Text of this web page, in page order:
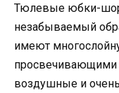
Тюлевые юбки-
незабываемый
имеют
воздушные и